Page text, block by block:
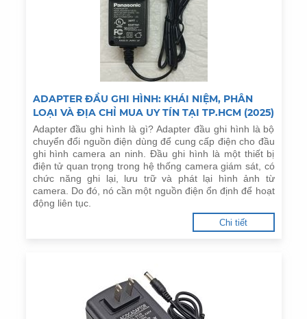
ADAPTER ĐẦU GHI HÌNH: KHÁI NIỆM, PHÂN
LOẠI VÀ ĐỊA CHỈ MUA UY TÍN TẠI TP.HCM (2025)
Adapter đầu ghi hình là gì? Adapter đầu ghi hình là bộ
chuyển đổi nguồn điện dùng để cung cấp điện cho đầu
ghi hình camera an ninh. Đầu ghi hình là một thiết bị
điện tử quan trọng trong hệ thống camera giám sát, có
chức năng ghi lại, lưu trữ và phát lại hình ảnh từ
camera. Do đó, nó cần một nguồn điện ổn định để hoạt
động liên tục.
Chi tiết